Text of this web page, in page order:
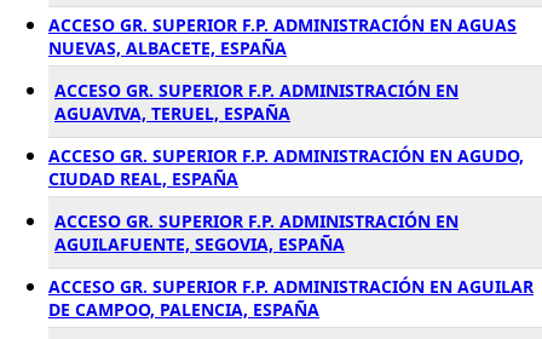
ACCESO GR. SUPERIOR F.P. ADMINISTRACIÓN EN AGUAS
NUEVAS, ALBACETE, ESPAÑA
ACCESO GR. SUPERIOR F.P. ADMINISTRACIÓN EN
AGUAVIVA, TERUEL, ESPAÑA
ACCESO GR. SUPERIOR F.P. ADMINISTRACIÓN EN AGUDO,
CIUDAD REAL, ESPAÑA
ACCESO GR. SUPERIOR F.P. ADMINISTRACIÓN EN
AGUILAFUENTE, SEGOVIA, ESPAÑA
ACCESO GR. SUPERIOR F.P. ADMINISTRACIÓN EN AGUILAR
DE CAMPOO, PALENCIA, ESPAÑA